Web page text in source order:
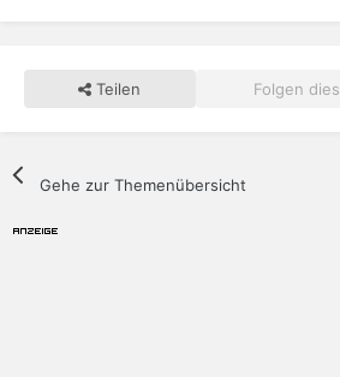
Teilen Folgen
Gehe zur Themenübersicht